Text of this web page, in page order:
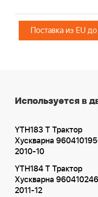
Поставка из EU
Используется в
YTH183 T Трактор
Хускварна
2010-10
YTH184 T Трактор
Хускварна
2011-12